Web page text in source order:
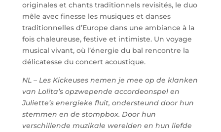
originales et chants traditionnels revisités, le duo
mêle avec finesse les musiques et danses
traditionnelles d’Europe dans une ambiance à la
fois chaleureuse, festive et intimiste. Un voyage
musical vivant, où l’énergie du bal rencontre la
délicatesse du concert acoustique.
NL – Les Kickeuses nemen je mee op de klanken
van Lolita’s opzwepende accordeonspel en
Juliette’s energieke fluit, ondersteund door hun
stemmen en de stompbox. Door hun
verschillende muzikale werelden en hun liefde